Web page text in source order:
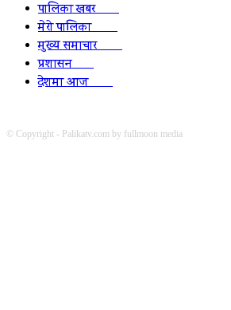
पालिका खबर2152
मेरो पालिका2078
मुख्य समाचार2010
प्रशासन1341
देशमा आज1278
© Copyright - Palikatv.com by fullmoon media